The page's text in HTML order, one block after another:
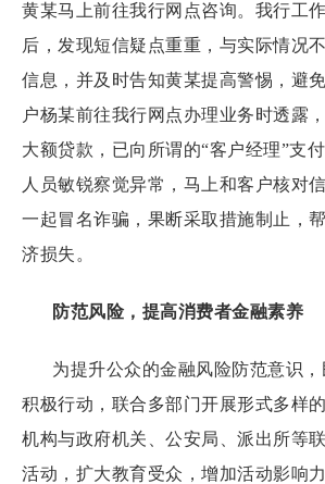
黄某马上前往我行网点咨询。我行工
后，发现短信疑点重重，与实际情况
信息，并及时告知黄某提高警惕，避
户杨某前往我行网点办理业务时透露
大额贷款，已向所谓的“客户经理”支
人员敏锐察觉异常，马上和客户核对
一起冒名诈骗，果断采取措施制止，
济损失。
防范风险，提高消费者金融素养
为提升公众的金融风险防范意识
积极行动，联合多部门开展形式多样
机构与政府机关、公安局、派出所等
活动，扩大教育受众，增加活动影响